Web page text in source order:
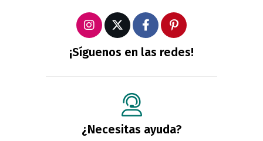
¡Síguenos en las redes!
¿Necesitas ayuda?